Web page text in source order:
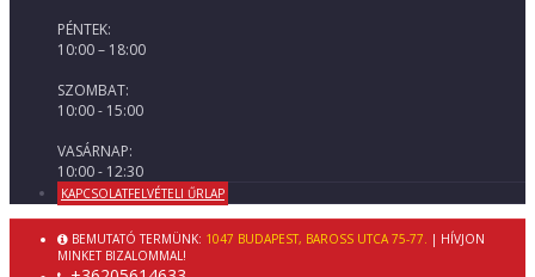
PÉNTEK:
10:00 – 18:00
SZOMBAT:
10:00 - 15:00
VASÁRNAP:
10:00 - 12:30
KAPCSOLATFELVÉTELI ŰRLAP
BEMUTATÓ TERMÜNK: 1047 BUDAPEST, BAROSS UTCA 75-77.
| HÍVJON
MINKET BIZALOMMAL!